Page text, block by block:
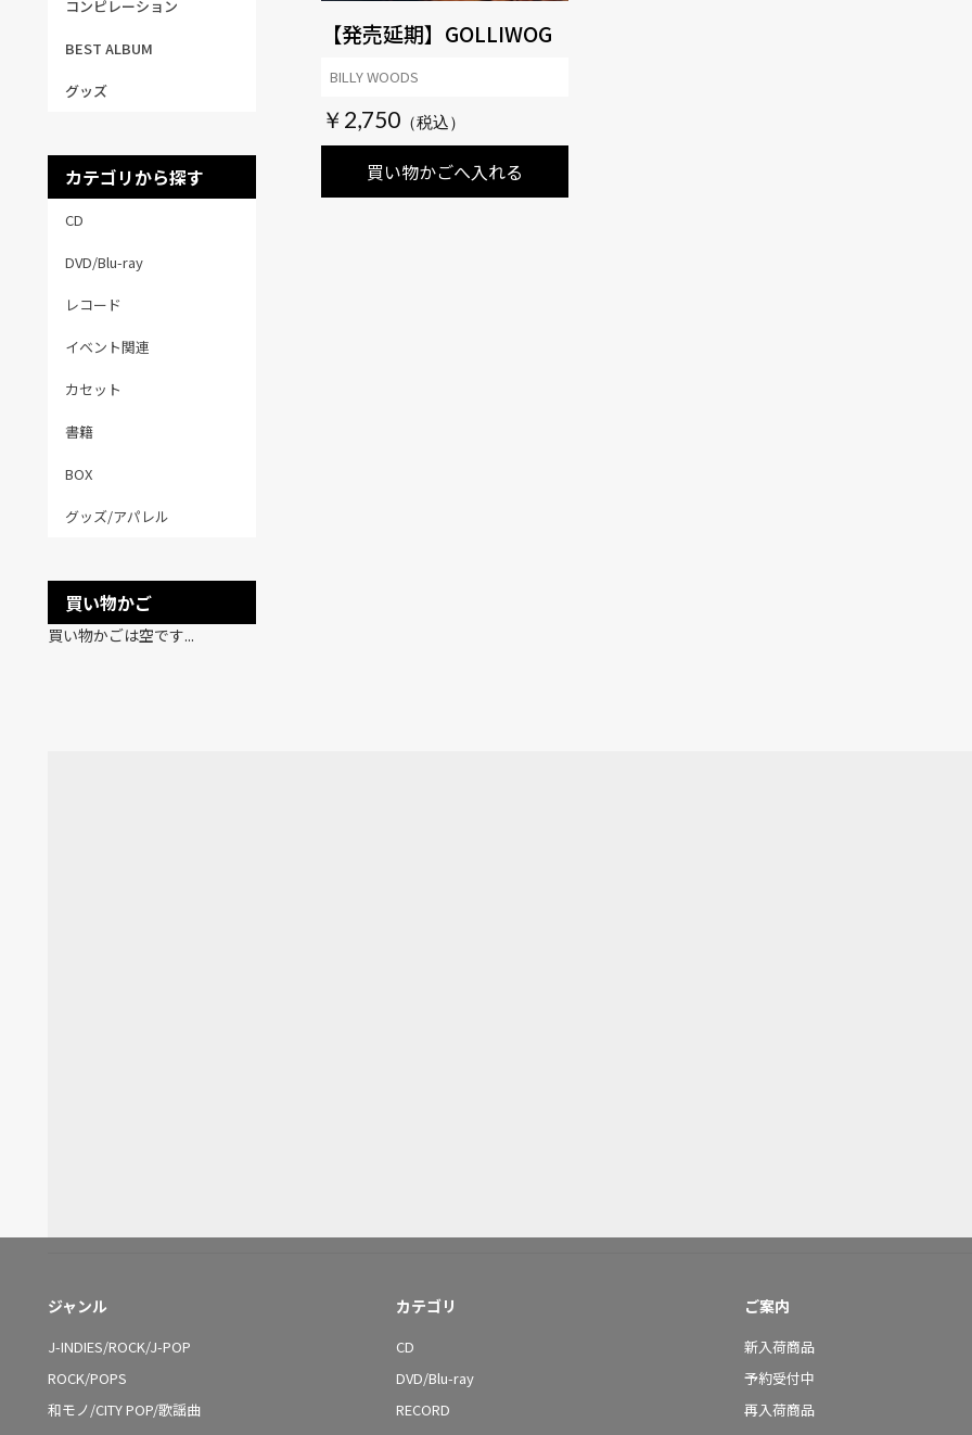
コンピレーション
BEST ALBUM
グッズ
カテゴリから探す
CD
DVD/Blu-ray
レコード
イベント関連
カセット
書籍
BOX
グッズ/アパレル
買い物かご
買い物かごは空です...
【発売延期】GOLLIWOG
￥2,750
買い物かごへ入れる
BILLY WOODS
ジャンル
J-INDIES/ROCK/J-POP
ROCK/POPS
和モノ/CITY POP/歌謡曲
カテゴリ
CD
DVD/Blu-ray
RECORD
ご案内
新入荷商品
予約受付中
再入荷商品